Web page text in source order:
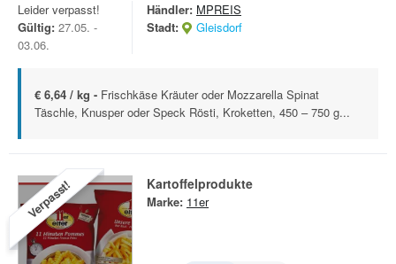
Leider verpasst!
Gültig: 27.05. -
03.06.
Händler: MPREIS
Stadt:
Gleisdorf
€ 6,64 / kg - Frischkäse Kräuter oder Mozzarella Spinat
Täschle, Knusper oder Speck Rösti, Kroketten, 450 – 750 g...
Verpasst! Kartoffelprodukte
Marke: 11er